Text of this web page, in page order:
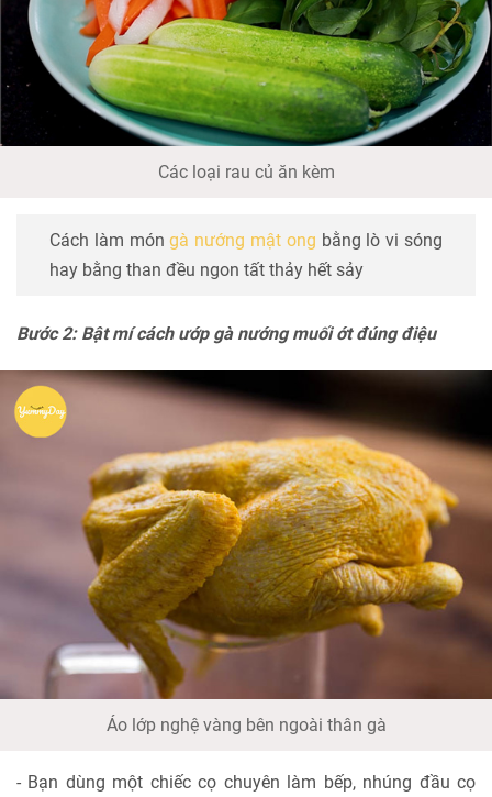
Các loại rau củ ăn kèm
Cách làm móngà nướng mật ong bằng lò vi sóng
hay bằng than đều ngon tất thảy hết sảy
Bước 2: Bật mí cách ướp gà nướng muối ớt đúng điệu
Áo lớp nghệ vàng bên ngoài thân gà
- Bạn dùng một chiếc cọ chuyên làm bếp, nhúng đầu cọ